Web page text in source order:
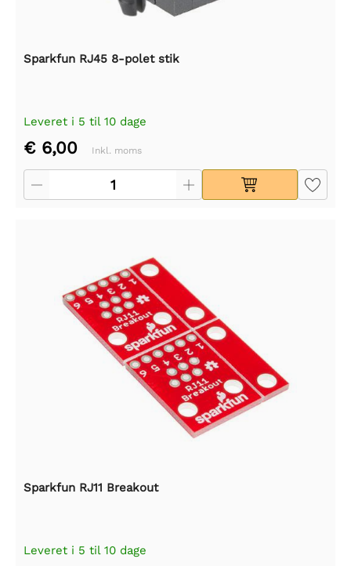
Sparkfun RJ45 8-polet stik
Leveret i 5 til 10 dage
€ 6,00 Inkl. moms
Sparkfun RJ11 Breakout
Leveret i 5 til 10 dage